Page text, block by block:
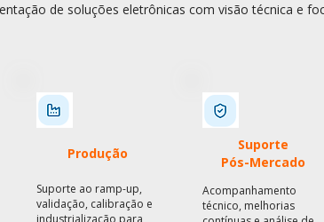
de soluções eletrônicas com visão técnica e
Produção
Suporte ao ramp-up,
validação, calibração e
industrialização para
Suporte
Pós-Mercado
Acompanhamento
técnico, melhorias